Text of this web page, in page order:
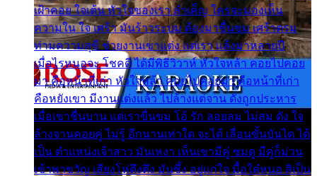
เฝ้าคอย ใจเต้น หัวใจของเรา ลำเค็ญ ใครจะมองเห็น
ความใน ใจ เศร้า มันร้าวระบม ต้องมาขื่นขม เศร้าตรม
ท่ามความสุขี ช่วยงานเขาแต่ง แต่เรา แล้งมาหลายปี
เมื่อไรหนอจะ โชคดี ได้มีพิธีวิวาห์ หัวใจหล้า คอยไปคอย
มา คือหน้าที่เก่า หัวใจหล้า คอยไปคอยมา คือหน้าที่เก่า
คือหยังเขา มีงานแต่งแล้ว ไปล้างแต่จาน ดั่งถูกประหาร
เมื่อเขาชื่นบาน แต่เราขื่นขม โอ้ รัก ลอยลม ไม่สม ดัง ใจ
ล้างจานคอยคู่ ไม่รู้ อีกนานเท่าใด จะได้ เลื่อนขั้นบันได ได้
เป็น ตำแหน่งเจ้าสาว มันเหงา เห็นเขามีคู่ ซมดู มีคู่ก็ม่วน
เข้าพาขวัญ เสียงโห่ตึงตึง มันซึ้ง อยู่แก่ใจ มื้อใด๋หนอ สิเป็น